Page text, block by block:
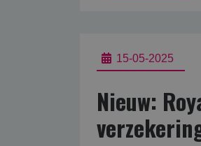
15-05-2025
Nieuw: